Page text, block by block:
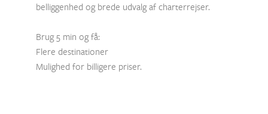
belliggenhed og brede udvalg af charterrejser.
Brug 5 min og få:
Flere destinationer
Mulighed for billigere priser.